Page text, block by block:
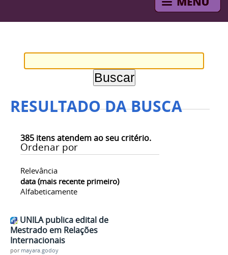
RESULTADO DA BUSCA
385 itens atendem ao seu critério.
Ordenar por
Relevância
data (mais recente primeiro)
Alfabeticamente
UNILA publica edital de
Mestrado em Relações
Internacionais
por mayara.godoy